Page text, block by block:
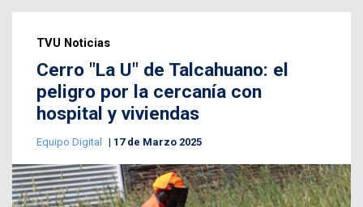
TVU Noticias
Cerro "La U" de Talcahuano: el
peligro por la cercanía con
hospital y viviendas
Equipo Digital 17 de Marzo 2025